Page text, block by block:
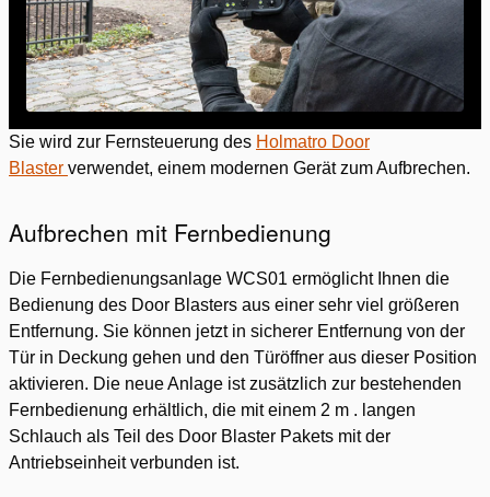
Sie wird zur Fernsteuerung des Holmatro Door
Blaster verwendet, einem modernen Gerät zum Aufbrechen.
Aufbrechen mit Fernbedienung
Die Fernbedienungsanlage WCS01 ermöglicht Ihnen die
Bedienung des Door Blasters aus einer sehr viel größeren
Entfernung. Sie können jetzt in sicherer Entfernung von der
Tür in Deckung gehen und den Türöffner aus dieser Position
aktivieren. Die neue Anlage ist zusätzlich zur bestehenden
Fernbedienung erhältlich, die mit einem 2 m . langen
Schlauch als Teil des Door Blaster Pakets mit der
Antriebseinheit verbunden ist.